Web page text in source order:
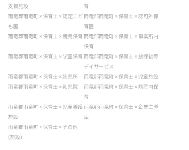
支援施設
育
雨竜郡雨竜町 × 保育士 × 認定こど
も園
雨竜郡雨竜町 × 保育士 × 認可外保
育園
雨竜郡雨竜町 × 保育士 × 病児保育 雨竜郡雨竜町 × 保育士 × 事業所内
保育
雨竜郡雨竜町 × 保育士 × 学童保育 雨竜郡雨竜町 × 保育士 × 放課後等
デイサービス
雨竜郡雨竜町 × 保育士 × 託児所
雨竜郡雨竜町 × 保育士 × 児童施設
雨竜郡雨竜町 × 保育士 × 乳児院
雨竜郡雨竜町 × 保育士 × 病院内保
育
雨竜郡雨竜町 × 保育士 × 児童養護
施設
雨竜郡雨竜町 × 保育士 × 企業主導
型
雨竜郡雨竜町 × 保育士 × その他
(施設)